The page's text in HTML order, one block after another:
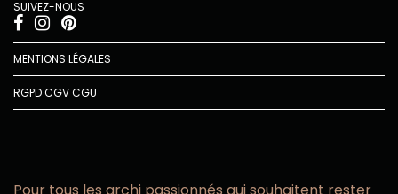
SUIVEZ-NOUS
MENTIONS LÉGALES
RGPDCGVCGU
Pour tous les archi passionnés qui souhaitent rester